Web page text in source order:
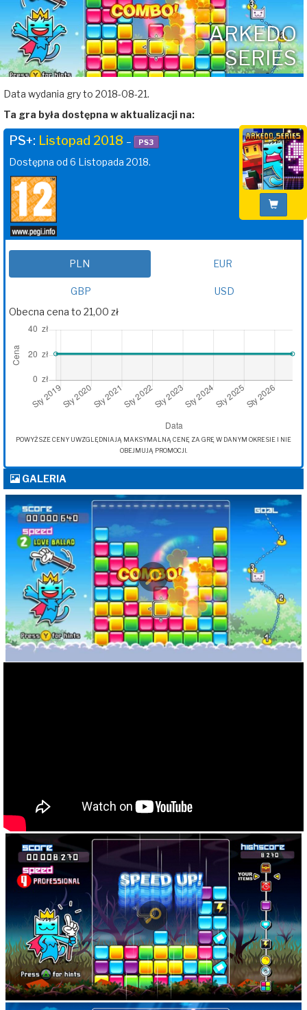
ARKEDO
SERIES
Data wydania gry to 2018-08-21.
Ta gra była dostępna w aktualizacji na:
PS+: Listopad 2018 – PS3
Dostępna od 6 Listopada 2018.
PLN EUR
GBP
USD
Obecna cena to 21,00 zł
POWYŻSZE CENY UWZGLĘDNIAJĄ MAKSYMALNĄ CENĘ ZA GRĘ W DANYM OKRESIE I NIE
OBEJMUJĄ PROMOCJI.
GALERIA